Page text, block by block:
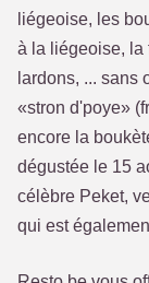
liégeoise, les
à la liégeoise, la
lardons, ... sans
«stron d'poye»
encore la
dégustée le 15
célèbre Peket,
qui est